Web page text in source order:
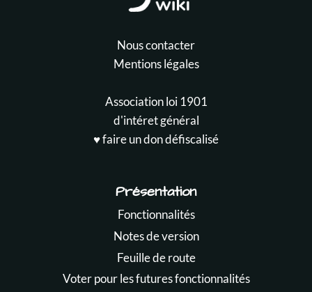
Nous contacter
Mentions légales
Association loi 1901
d'intéret général
♥️ faire un don défiscalisé
Présentation
Fonctionnalités
Notes de version
Feuille de route
Voter pour les futures fonctionnalités